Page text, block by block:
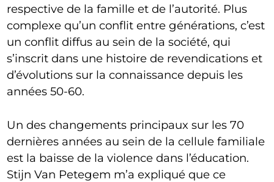
respective de la famille et de l’autorité. Plus
complexe qu’un conflit entre générations, c’est
un conflit diffus au sein de la société, qui
s’inscrit dans une histoire de revendications et
d’évolutions sur la connaissance depuis les
années 50-60.
Un des changements principaux sur les 70
dernières années au sein de la cellule familiale
est la baisse de la violence dans l’éducation.
Stijn Van Petegem m’a expliqué que ce